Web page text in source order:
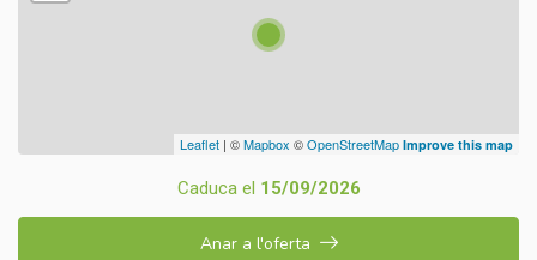
Leaflet | ©Mapbox ©OpenStreetMap Improve this map
Caduca el 15/09/2026
Anar a l'oferta